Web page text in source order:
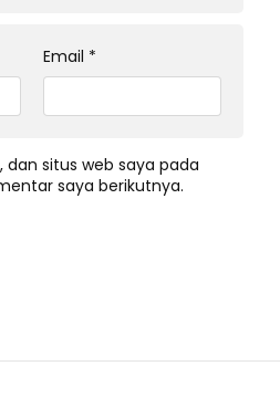
Email *
situs web saya pada
saya berikutnya.